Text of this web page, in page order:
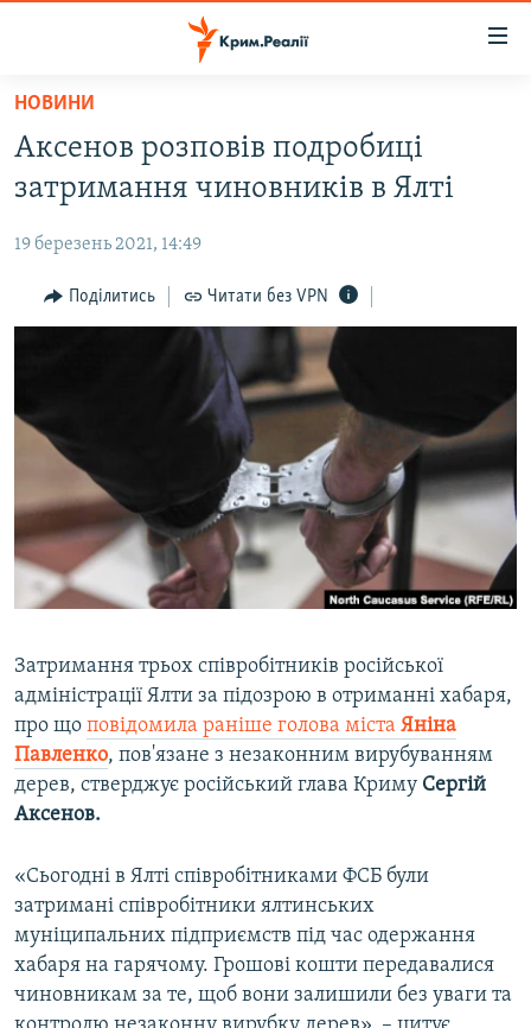
Перейти
основного
матеріалу
Перейти
до
навігації
Перейти
ВІДЕО ТА ФОТО
ПОЛІТИКА
БЛОГИ
ВСЕ ЗА ДЕНЬ
СПЕЦПРОЕКТИ
ДЕПОРТАЦІЯ
ВІДЕОУРОКИ «ELIFBE»
СВІДЧЕННЯ ОКУПАЦІЇ
ІНФОГРАФІКА
ЯК ОБІЙТИ БЛОКУВАННЯ
Русский
Qırımtatar
ДОЛУЧАЙСЯ!
Усі сайти RFE/RL
НОВИНИ
Аксенов розповів подробиці
затримання чиновників в Ялті
19 березень 2021, 14:49
Поділитись Читати без VPN
Затримання трьох співробітників російської
адміністрації Ялти за підозрою в отриманні хабаря,
про що повідомила раніше голова міста Яніна
Павленко, пов'язане з незаконним вирубуванням
дерев, стверджує російський глава Криму Сергій
Аксенов.
«Сьогодні в Ялті співробітниками ФСБ були
затримані співробітники ялтинських
муніципальних підприємств під час одержання
хабаря на гарячому. Грошові кошти передавалися
чиновникам за те, щоб вони залишили без уваги та